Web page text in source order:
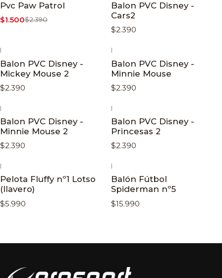
Pvc Paw Patrol
$1.500$2.390
Balon PVC Disney -
Cars2
$2.390
|
Balon PVC Disney -
Mickey Mouse 2
$2.390
|
Balon PVC Disney -
Minnie Mouse
$2.390
|
Balon PVC Disney -
Minnie Mouse 2
$2.390
|
Balon PVC Disney -
Princesas 2
$2.390
|
Pelota Fluffy nº1 Lotso
(llavero)
$5.990
|
Balón Fútbol
Spiderman nº5
$15.990